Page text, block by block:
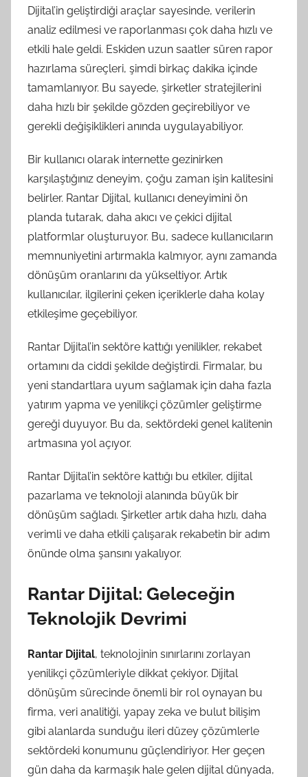
Dijital’in geliştirdiği araçlar sayesinde, verilerin
analiz edilmesi ve raporlanması çok daha hızlı ve
etkili hale geldi. Eskiden uzun saatler süren rapor
hazırlama süreçleri, şimdi birkaç dakika içinde
tamamlanıyor. Bu sayede, şirketler stratejilerini
daha hızlı bir şekilde gözden geçirebiliyor ve
gerekli değişiklikleri anında uygulayabiliyor.
Bir kullanıcı olarak internette gezinirken
karşılaştığınız deneyim, çoğu zaman işin kalitesini
belirler. Rantar Dijital, kullanıcı deneyimini ön
planda tutarak, daha akıcı ve çekici dijital
platformlar oluşturuyor. Bu, sadece kullanıcıların
memnuniyetini artırmakla kalmıyor, aynı zamanda
dönüşüm oranlarını da yükseltiyor. Artık
kullanıcılar, ilgilerini çeken içeriklerle daha kolay
etkileşime geçebiliyor.
Rantar Dijital’in sektöre kattığı yenilikler, rekabet
ortamını da ciddi şekilde değiştirdi. Firmalar, bu
yeni standartlara uyum sağlamak için daha fazla
yatırım yapma ve yenilikçi çözümler geliştirme
gereği duyuyor. Bu da, sektördeki genel kalitenin
artmasına yol açıyor.
Rantar Dijital’in sektöre kattığı bu etkiler, dijital
pazarlama ve teknoloji alanında büyük bir
dönüşüm sağladı. Şirketler artık daha hızlı, daha
verimli ve daha etkili çalışarak rekabetin bir adım
önünde olma şansını yakalıyor.
Rantar Dijital: Geleceğin
Teknolojik Devrimi
Rantar Dijital, teknolojinin sınırlarını zorlayan
yenilikçi çözümleriyle dikkat çekiyor. Dijital
dönüşüm sürecinde önemli bir rol oynayan bu
firma, veri analitiği, yapay zeka ve bulut bilişim
gibi alanlarda sunduğu ileri düzey çözümlerle
sektördeki konumunu güçlendiriyor. Her geçen
gün daha da karmaşık hale gelen dijital dünyada,